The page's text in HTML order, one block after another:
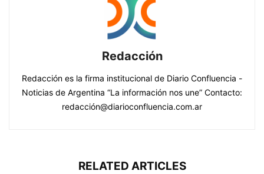
Redacción
Redacción es la firma institucional de Diario Confluencia -
Noticias de Argentina “La información nos une” Contacto:
redacción@diarioconfluencia.com.ar
RELATED ARTICLES